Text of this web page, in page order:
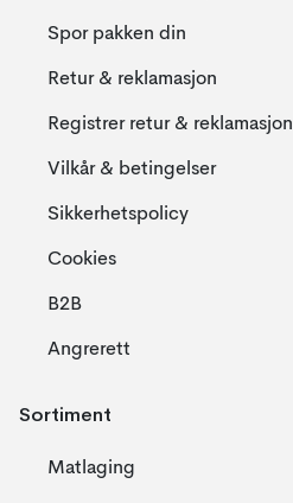
Spor pakken din
Retur & reklamasjon
Registrer retur & reklamasjon
Vilkår & betingelser
Sikkerhetspolicy
Cookies
B2B
Angrerett
Sortiment
Matlaging